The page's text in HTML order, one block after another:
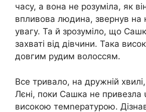
часу, а вона не розуміла, як
впливова людина, звернув на
увагу. Та й зрозуміло, що
захваті від дівчини. Така
довгим рудим волоссям.
Все тривало, на дружній
Лєні, поки Сашка не
високою темnературою.